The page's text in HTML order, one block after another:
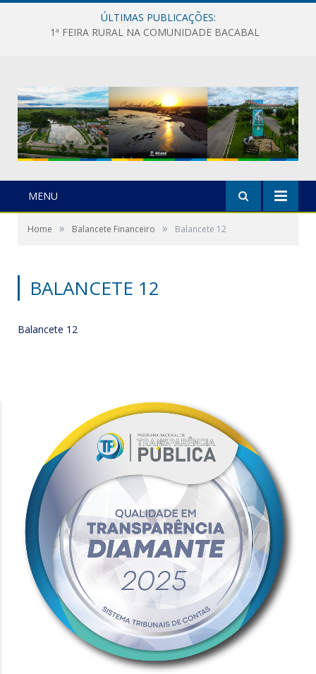
ÚLTIMAS PUBLICAÇÕES:
1ª FEIRA RURAL NA COMUNIDADE BACABAL
MENU
Home » Balancete Financeiro » Balancete 12
BALANCETE 12
Balancete 12